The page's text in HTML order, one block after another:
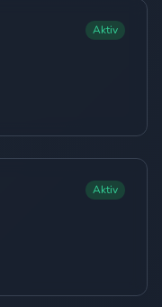
Aktiv
Aktiv